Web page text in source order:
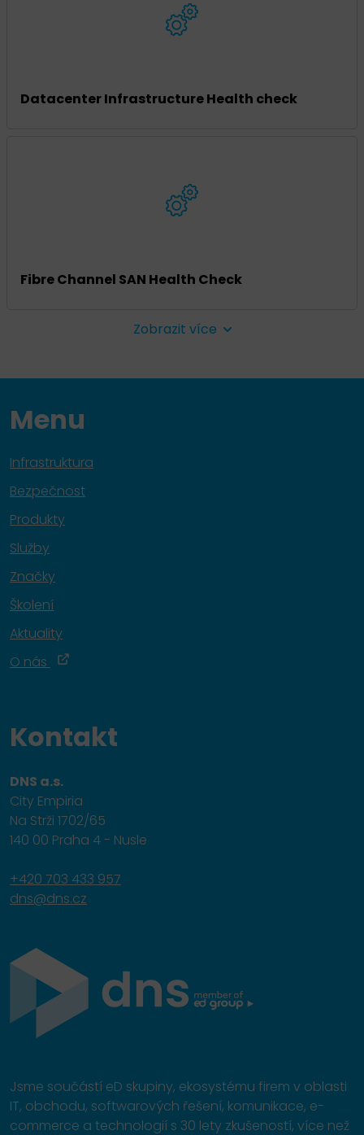
Datacenter Infrastructure Health check
Fibre Channel SAN Health Check
Zobrazit více
Menu
Infrastruktura
Bezpečnost
Produkty
Služby
Značky
Školení
Aktuality
O nás
Kontakt
DNS a.s.
City Empiria
Na Strži 1702/65
140 00 Praha 4 - Nusle
+420 703 433 957
dns@dns.cz
Jsme součástí eD skupiny, ekosystému firem v oblasti
IT, obchodu, softwarových řešení, komunikace, e-
commerce a technologií s 30 lety zkušeností, více než